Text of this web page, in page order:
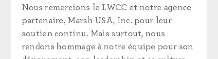
Nous remercions le LWCC et notre agence
partenaire, Marsh USA, Inc. pour leur
soutien continu. Mais surtout, nous
rendons hommage à notre équipe pour son